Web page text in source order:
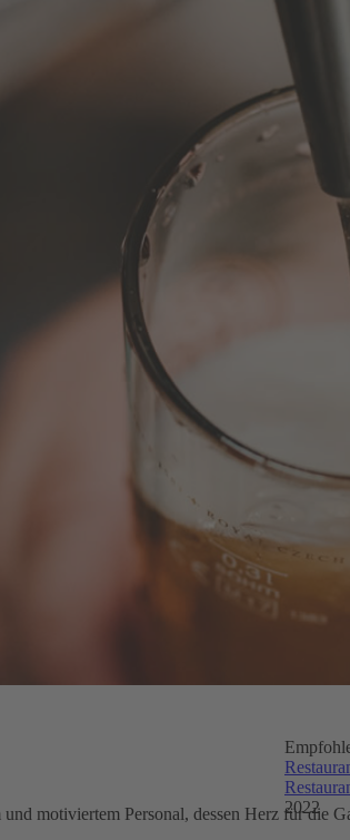
motiviertem Personal, dessen Herz für die
2022